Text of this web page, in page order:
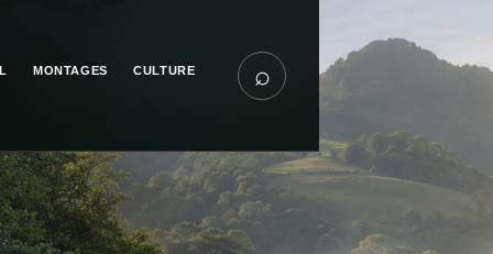
MONTAGES CULTURE ⌕